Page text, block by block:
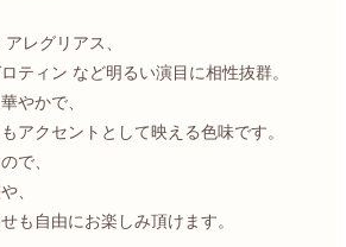
レグリアス、
ティン など明るい演目に相性抜群。
やかで、
アクセントとして映える色味です。
で、
、
も自由にお楽しみ頂けます。